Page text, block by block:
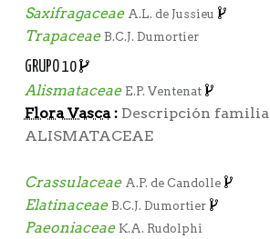
Saxifragaceae A.L. de Jussieu
Trapaceae B.C.J. Dumortier
GRUPO 10
Alismataceae E.P. Ventenat
Flora Vasca:Descripción familia
ALISMATACEAE
Crassulaceae A.P. de Candolle
Elatinaceae B.C.J. Dumortier
Paeoniaceae K.A. Rudolphi